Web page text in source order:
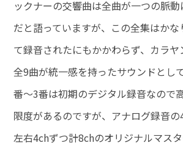
ックナーの交響曲は全曲が一つの脈
だと語っていますが、この全集はか
て録音されたにもかかわらず、カラヤ
全9曲が統一感を持ったサウンドとし
番～3番は初期のデジタル録音なので
限度があるのですが、アナログ録音の
左右4chずつ計8chのオリジナルマス